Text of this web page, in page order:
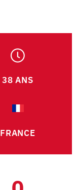
38 ANS
FRANCE